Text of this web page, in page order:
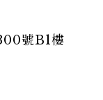
號B1樓